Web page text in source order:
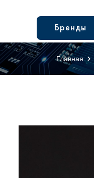
Бренды
Главная